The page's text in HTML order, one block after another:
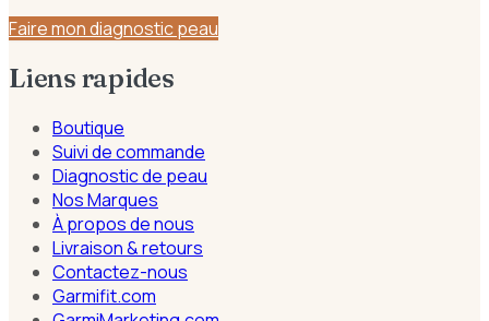
Faire mon diagnostic peau
Liens rapides
Boutique
Suivi de commande
Diagnostic de peau
Nos Marques
À propos de nous
Livraison & retours
Contactez-nous
Garmifit.com